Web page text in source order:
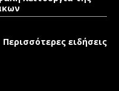
Περισσότερες ειδήσεις